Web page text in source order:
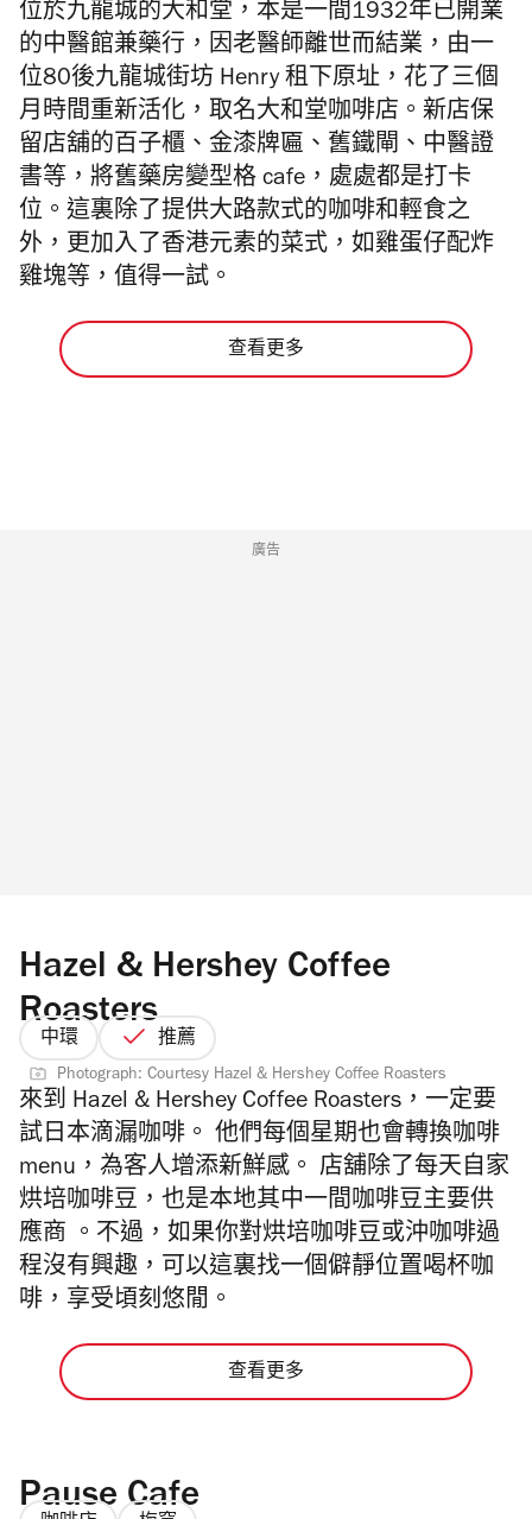
位於九龍城的大和堂，本是一間1932年已開業
的中醫館兼藥行，因老醫師離世而結業，由一
位80後九龍城街坊 Henry 租下原址，花了三個
月時間重新活化，取名大和堂咖啡店。新店保
留店舖的百子櫃、金漆牌匾、舊鐵閘、中醫證
書等，將舊藥房變型格 cafe，處處都是打卡
位。這裏除了提供大路款式的咖啡和輕食之
外，更加入了香港元素的菜式，如雞蛋仔配炸
雞塊等，值得一試。
查看更多
廣告
Hazel & Hershey Coffee
Roasters
中環 推薦
Photograph: Courtesy Hazel & Hershey Coffee Roasters
來到 Hazel & Hershey Coffee Roasters，一定要
試日本滴漏咖啡。 他們每個星期也會轉換咖啡
menu，為客人增添新鮮感。 店舖除了每天自家
烘培咖啡豆，也是本地其中一間咖啡豆主要供
應商 。不過，如果你對烘培咖啡豆或沖咖啡過
程沒有興趣，可以這裏找一個僻靜位置喝杯咖
啡，享受頃刻悠閒。
查看更多
Pause Cafe